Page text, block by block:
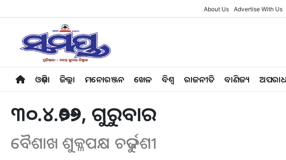
About Us Advertise With Us
ଓଡ଼ିଶା ଜିଲ୍ଲା ମନୋରଞ୍ଜନ ଖେଳ ବିଶ୍ବ ରାଜନୀତି ବାଣିଜ୍ୟ ଅପରାଧ
୩୦.୪.୨୦୨୬, ଗୁରୁବାର
ବୈଶାଖ ଶୁକ୍ଳପକ୍ଷ ଚତୁର୍ଦ୍ଦଶୀ